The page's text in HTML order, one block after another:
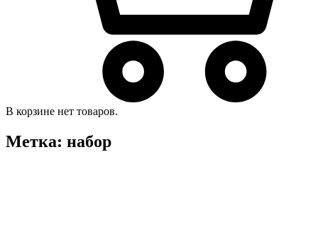
В корзине нет товаров.
Метка: набор